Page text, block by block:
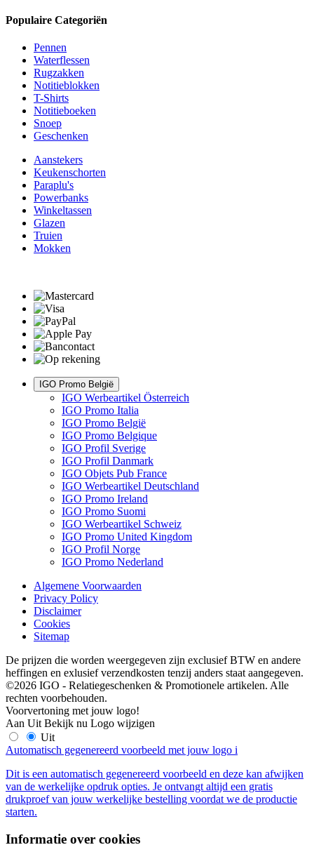
Populaire Categoriën
Pennen
Waterflessen
Rugzakken
Notitieblokken
T-Shirts
Notitieboeken
Snoep
Geschenken
Aanstekers
Keukenschorten
Paraplu's
Powerbanks
Winkeltassen
Glazen
Truien
Mokken
IGO Promo België
IGO Werbeartikel Österreich
IGO Promo Italia
IGO Promo België
IGO Promo Belgique
IGO Profil Sverige
IGO Profil Danmark
IGO Objets Pub France
IGO Werbeartikel Deutschland
IGO Promo Ireland
IGO Promo Suomi
IGO Werbeartikel Schweiz
IGO Promo United Kingdom
IGO Profil Norge
IGO Promo Nederland
Algemene Voorwaarden
Privacy Policy
Disclaimer
Cookies
Sitemap
De prijzen die worden weergegeven zijn exclusief BTW en andere
heffingen en exlusief verzendkosten tenzij anders staat aangegeven.
©2026 IGO - Relatiegeschenken & Promotionele artikelen. Alle
rechten voorbehouden.
Voorvertoning met jouw logo!
Aan Uit Bekijk nu Logo wijzigen
Uit
Automatisch gegenereerd voorbeeld met jouw logo i
Dit is een automatisch gegenereerd voorbeeld en deze kan afwijken
van de werkelijke opdruk opties. Je ontvangt altijd een gratis
drukproef van jouw werkelijke bestelling voordat we de productie
starten.
Informatie over cookies